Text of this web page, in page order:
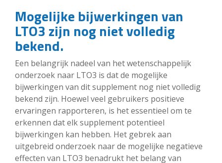
Mogelijke bijwerkingen van
LTO3 zijn nog niet volledig
bekend.
Een belangrijk nadeel van het wetenschappelijk
onderzoek naar LTO3 is dat de mogelijke
bijwerkingen van dit supplement nog niet volledig
bekend zijn. Hoewel veel gebruikers positieve
ervaringen rapporteren, is het essentieel om te
erkennen dat elk supplement potentieel
bijwerkingen kan hebben. Het gebrek aan
uitgebreid onderzoek naar de mogelijke negatieve
effecten van LTO3 benadrukt het belang van